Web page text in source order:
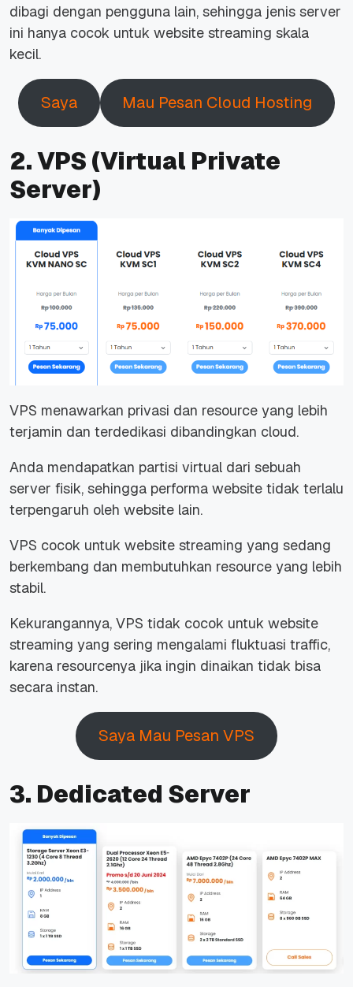
dibagi dengan pengguna lain, sehingga jenis server
ini hanya cocok untuk website streaming skala
kecil.
Saya Mau Pesan Cloud Hosting
2. VPS (Virtual Private
Server)
VPS menawarkan privasi dan resource yang lebih
terjamin dan terdedikasi dibandingkan cloud.
Anda mendapatkan partisi virtual dari sebuah
server fisik, sehingga performa website tidak terlalu
terpengaruh oleh website lain.
VPS cocok untuk website streaming yang sedang
berkembang dan membutuhkan resource yang lebih
stabil.
Kekurangannya, VPS tidak cocok untuk website
streaming yang sering mengalami fluktuasi traffic,
karena resourcenya jika ingin dinaikan tidak bisa
secara instan.
Saya Mau Pesan VPS
3. Dedicated Server